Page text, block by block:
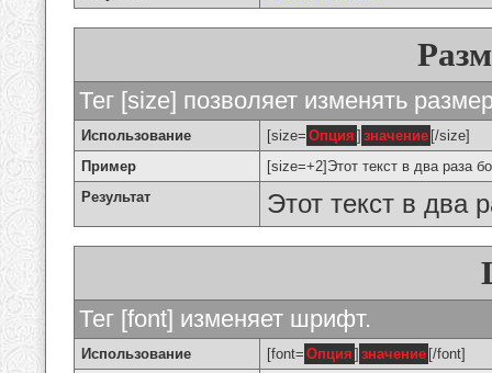
Тег [size] позволяет изменять
Использование [size= Опция ] значение [/size]
Пример
[size=+2]Этот текст в два раза
Результат
Этот текст в два
Тег [font] изменяет шрифт.
Использование [font= Опция ] значение [/font]